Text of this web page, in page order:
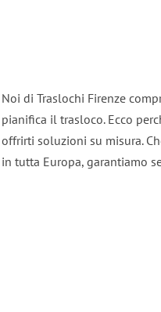
Noi di Traslochi Firenze
pianifica il trasloco. Ecco
offrirti soluzioni su misura.
in tutta Europa, garantiamo